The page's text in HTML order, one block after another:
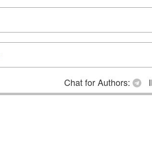
Chat for Authors: